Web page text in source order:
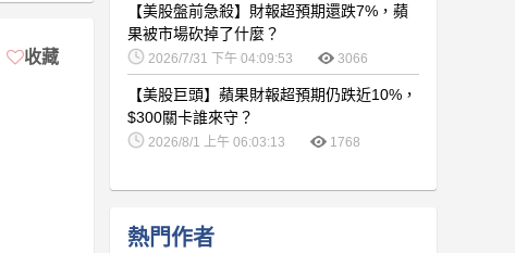
收藏
【美股盤前急殺】財報超預期還跌7%，蘋
果被市場砍掉了什麼？
2026/7/31 下午 04:09:53 3066
【美股巨頭】蘋果財報超預期仍跌近10%，
$300關卡誰來守？
2026/8/1 上午 06:03:13 1768
熱門作者